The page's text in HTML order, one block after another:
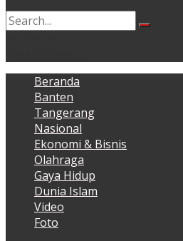
Beranda
Banten
Tangerang
Nasional
Ekonomi & Bisnis
Olahraga
Gaya Hidup
Dunia Islam
Video
Foto